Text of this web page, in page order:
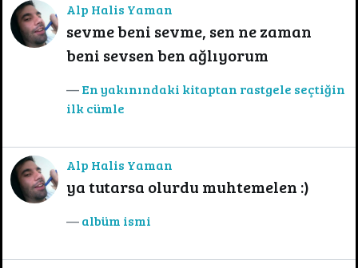
Alp Halis Yaman
sevme beni sevme, sen ne zaman
beni sevsen ben ağlıyorum
En yakınındaki kitaptan rastgele seçtiğin
ilk cümle
Alp Halis Yaman
ya tutarsa olurdu muhtemelen :)
albüm ismi